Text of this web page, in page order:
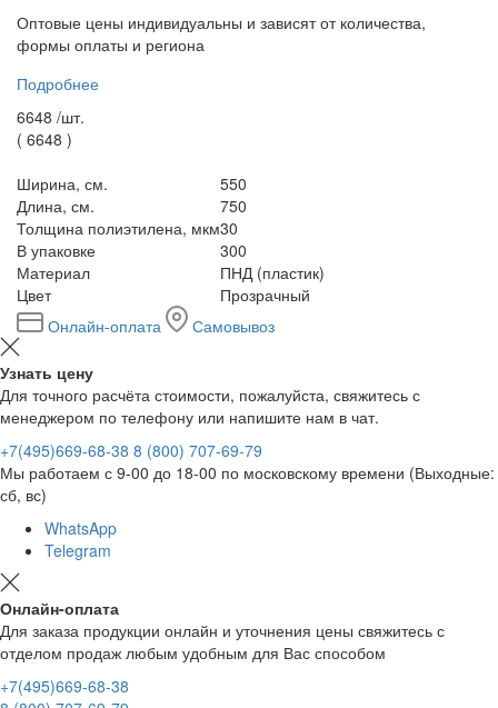
Оптовые цены индивидуальны и зависят от количества,
формы оплаты и региона
Подробнее
6648 /шт.
( 6648 )
Ширина, см.
550
Длина, см.
750
Толщина полиэтилена, мкм30
В упаковке
300
Материал
ПНД (пластик)
Цвет
Прозрачный
Онлайн-оплата
Самовывоз
Узнать цену
Для точного расчёта стоимости, пожалуйста, свяжитесь с
менеджером по телефону или напишите нам в чат.
+7(495)669-68-38 8 (800) 707-69-79
Мы работаем с 9-00 до 18-00 по московскому времени (Выходные:
сб, вс)
WhatsApp
Telegram
Онлайн-оплата
Для заказа продукции онлайн и уточнения цены свяжитесь с
отделом продаж любым удобным для Вас способом
+7(495)669-68-38